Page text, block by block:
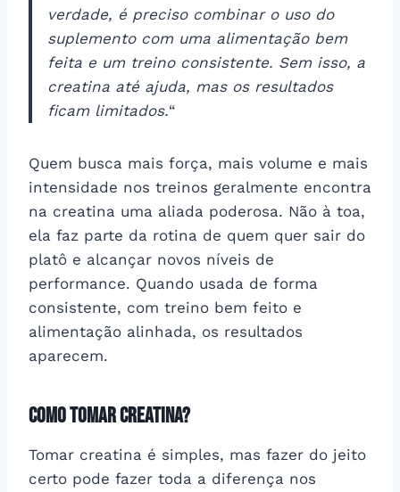
verdade, é preciso combinar o uso do
suplemento com uma alimentação bem
feita e um treino consistente. Sem isso, a
creatina até ajuda, mas os resultados
ficam limitados.“
Quem busca mais força, mais volume e mais
intensidade nos treinos geralmente encontra
na creatina uma aliada poderosa. Não à toa,
ela faz parte da rotina de quem quer sair do
platô e alcançar novos níveis de
performance. Quando usada de forma
consistente, com treino bem feito e
alimentação alinhada, os resultados
aparecem.
Como tomar creatina?
Tomar creatina é simples, mas fazer do jeito
certo pode fazer toda a diferença nos